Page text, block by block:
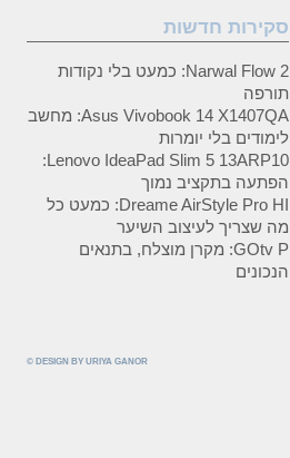
סקירות חדשות
Narwal Flow 2: כמעט בלי נקודות
תורפה
Asus Vivobook 14 X1407QA: מחשב
לימודים בלי יומרות
Lenovo IdeaPad Slim 5 13ARP10:
הפתעה בתקציב נמוך
Dreame AirStyle Pro HI: כמעט כל
מה שצריך לעיצוב השיער
GOtv P: מקרן מוצלח, בתנאים
הנכונים
© DESIGN BY URIYA GANOR